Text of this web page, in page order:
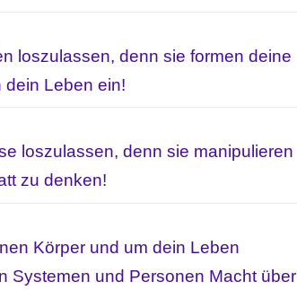
loszulassen, denn sie formen deine
dein Leben ein!
loszulassen, denn sie manipulieren
zu denken!
Körper und um dein Leben
Systemen und Personen Macht über